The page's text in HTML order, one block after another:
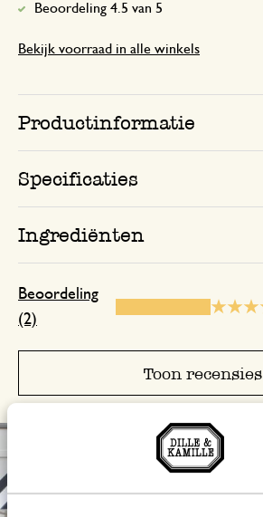
Beoordeling 4.5 van 5
Bekijk voorraad in alle winkels
Productinformatie
Specificaties
Ingrediënten
Beoordeling
(2)
Toon recensies